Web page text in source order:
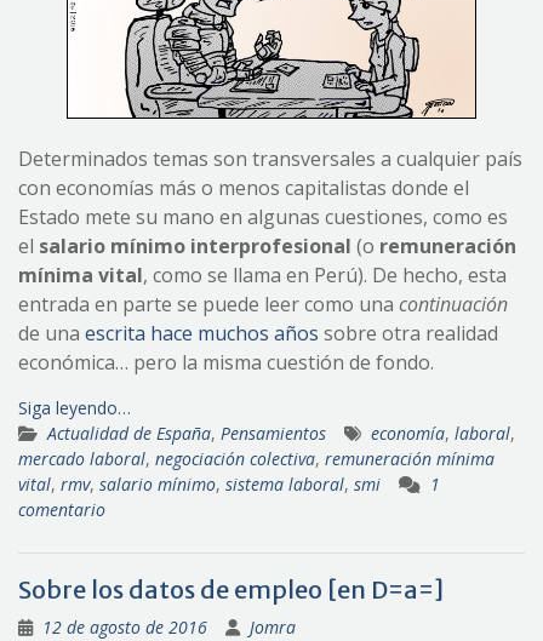
Determinados temas son transversales a cualquier país
con economías más o menos capitalistas donde el
Estado mete su mano en algunas cuestiones, como es
el salario mínimo interprofesional (o remuneración
mínima vital, como se llama en Perú). De hecho, esta
entrada en parte se puede leer como una continuación
de una escrita hace muchos años sobre otra realidad
económica… pero la misma cuestión de fondo.
Siga leyendo…
Actualidad de España, Pensamientos economía, laboral,
mercado laboral, negociación colectiva, remuneración mínima
vital, rmv, salario mínimo, sistema laboral, smi
1
comentario
Sobre los datos de empleo [en D=a=]
12 de agosto de 2016 Jomra